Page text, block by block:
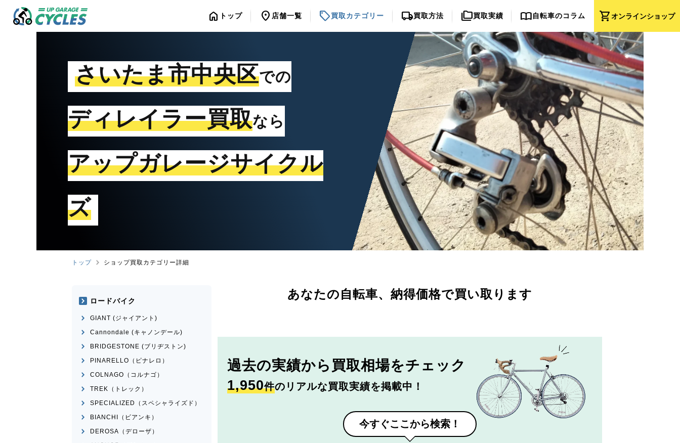
shopping_cartオンラインショップ
home トップ location_on 店舗一覧 sell買取カテゴリー local_shipping買取方法 folder_copy買取実績 import_contacts自転車のコラム
さいたま市中央区での
ディレイラー買取なら
アップガレージサイクル
ズ
トップ ショップ買取カテゴリー詳細
あなたの自転車、 納得価格で買い取ります
過去の実績から 買取相場をチェック
1,950件のリアルな買取実績を掲載中！
今すぐここから検索！
ロードバイク
GIANT (ジャイアント)
Cannondale (キャノンデール)
BRIDGESTONE (ブリヂストン)
PINARELLO（ピナレロ）
COLNAGO（コルナゴ）
TREK（トレック）
SPECIALIZED（スペシャライズド）
BIANCHI（ビアンキ）
DEROSA（デローザ）